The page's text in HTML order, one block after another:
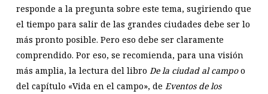
responde a la pregunta sobre este tema, sugiriendo que
el tiempo para salir de las grandes ciudades debe ser lo
más pronto posible. Pero eso debe ser claramente
comprendido. Por eso, se recomienda, para una visión
más amplia, la lectura del libro De la ciudad al campoo
del capítulo «Vida en el campo», de Eventos de los